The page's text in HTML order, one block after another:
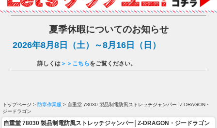
ー
ド
夏季休暇についてのお知らせ
2026年8月8日（土）～8月16日（日）
詳しくは ＞＞こちらをご覧ください。
トップページ > 防寒作業服 > 自重堂 78030 製品制電防風ストレッチジャンパー│Z-DRAGON・
ジードラゴン
自重堂 78030 製品制電防風ストレッチジャンパー│Z-DRAGON・ジードラゴン